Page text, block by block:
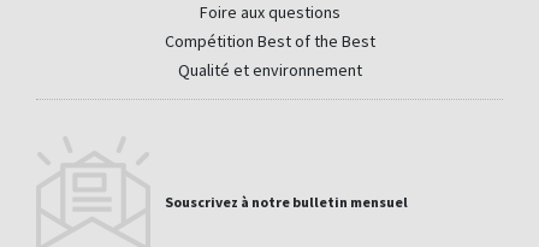
Foire aux questions
Compétition Best of the Best
Qualité et environnement
Souscrivez à notre bulletin mensuel